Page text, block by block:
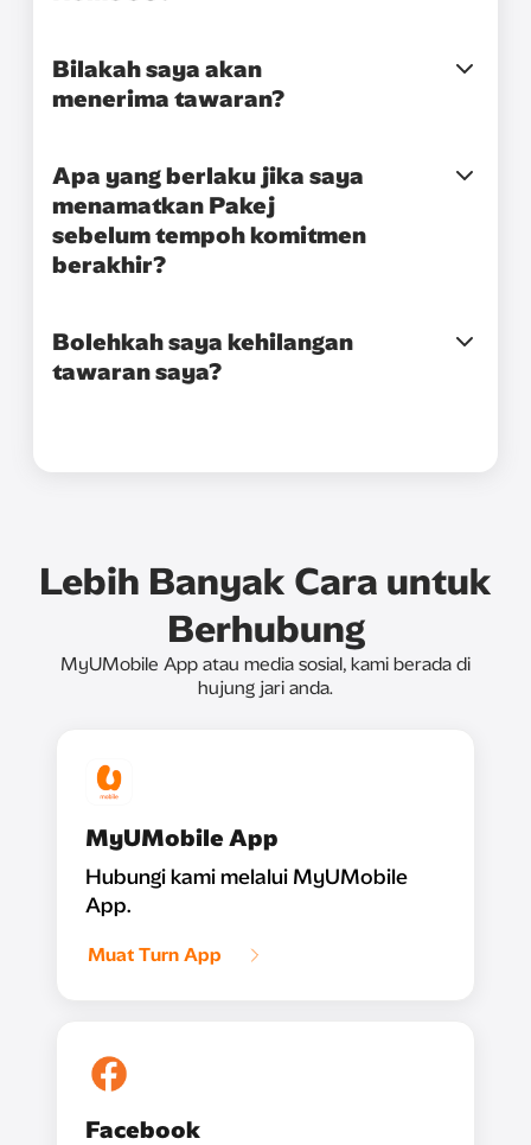
Bilakah saya akan
menerima tawaran?
Apa yang berlaku jika saya
menamatkan Pakej
sebelum tempoh komitmen
berakhir?
Bolehkah saya kehilangan
tawaran saya?
Lebih Banyak Cara untuk
Berhubung
MyUMobile App atau media sosial, kami berada di
hujung jari anda.
MyUMobile App
Hubungi kami melalui MyUMobile
App.
Muat Turn App
Facebook